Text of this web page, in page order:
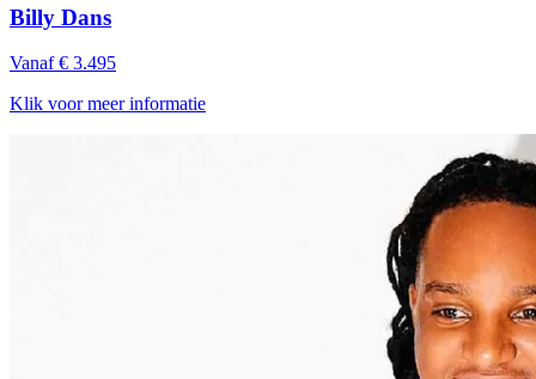
Billy Dans
Vanaf € 3.495
Klik voor meer informatie